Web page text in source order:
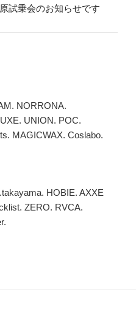
試乗会のお知らせです
NORRONA.
UNION. POC.
MAGICWAX. Coslabo.
HOBIE. AXXE
ZERO. RVCA.